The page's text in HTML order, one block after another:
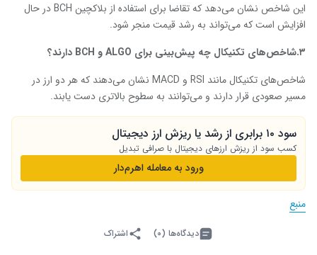
این شاخص نشان می‌دهد که تقاضا برای استفاده از بلاکچین BCH در حال
افزایش است که می‌تواند به رشد قیمت منجر شود.
۳.شاخص‌های تکنیکال چه پیش‌بینی‌ برای
ALGOو BCH دارند؟
شاخص‌های تکنیکال مانند RSI و MACD نشان می‌دهند که هر دو ارز در
مسیر صعودی قرار دارند و می‌توانند به سطوح بالاتری دست یابند.
سود ۱۰ برابری از رشد یا ریزش ارز دیجیتال
کسب سود از ریزش ارزهای دیجیتال با صرافی تبدیل
ورود به معامله‌ اهرم‌دار
منبع
دیدگاه‌ها (۰) اشتراک